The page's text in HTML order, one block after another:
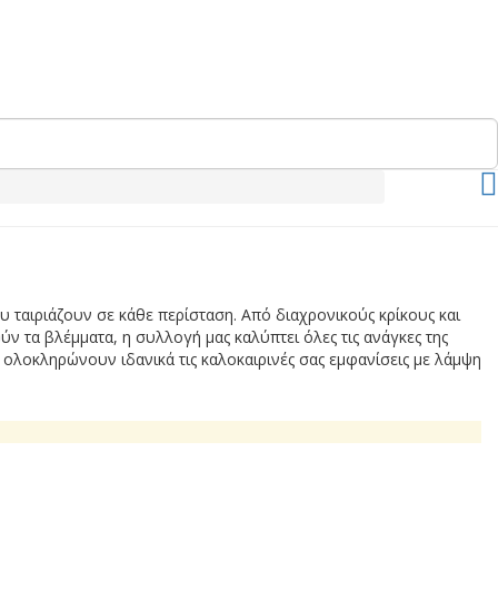
ταιριάζουν σε κάθε περίσταση. Από διαχρονικούς κρίκους και
τα βλέμματα, η συλλογή μας καλύπτει όλες τις ανάγκες της
ιδανικά τις καλοκαιρινές σας εμφανίσεις με λάμψη